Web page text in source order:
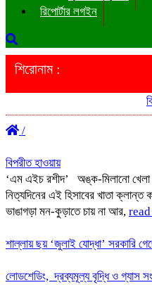
রিপোর্টার লগইন
শিরোনাম :
/
বিপরীত হাওয়ায়
‘এম এইচ রশীদ’ অঙ্ক-মিলানো
নিত্যদিনের এই হিসাবের খাতা
ভাঙাগড়া মন-কুড়াতে চায় না আর,
শাল্লায় ছয় ‘জুলাই যোদ্ধা’ সরকারি
লোডশেডিং, দ্রব্যমূল্য বৃদ্ধি ও গ্যাস